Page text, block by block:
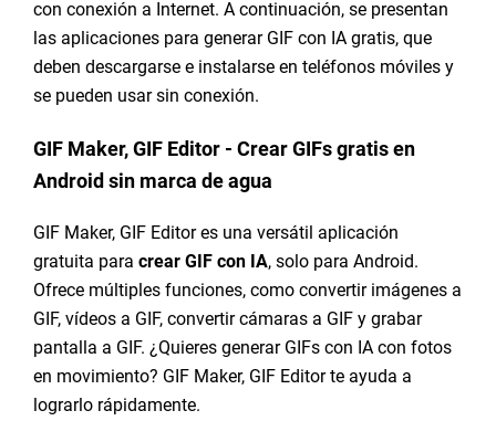
con conexión a Internet. A continuación, se presentan
las aplicaciones para generar GIF con IA gratis, que
deben descargarse e instalarse en teléfonos móviles y
se pueden usar sin conexión.
GIF Maker, GIF Editor - Crear GIFs gratis en
Android sin marca de agua
GIF Maker, GIF Editor es una versátil aplicación
gratuita para crear GIF con IA, solo para Android.
Ofrece múltiples funciones, como convertir imágenes a
GIF, vídeos a GIF, convertir cámaras a GIF y grabar
pantalla a GIF. ¿Quieres generar GIFs con IA con fotos
en movimiento? GIF Maker, GIF Editor te ayuda a
lograrlo rápidamente.